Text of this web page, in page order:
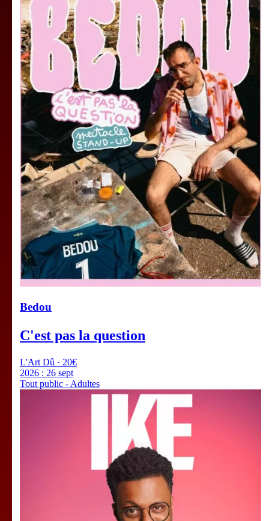
Bedou
C'est pas la question
L'Art Dû · 20€
2026 : 26 sept
Tout public - Adultes